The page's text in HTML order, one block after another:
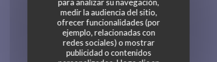
para analizar su navegación,
medir la audiencia del sitio,
ofrecer funcionalidades (por
ejemplo, relacionadas con
redes sociales) o mostrar
publicidad o contenidos